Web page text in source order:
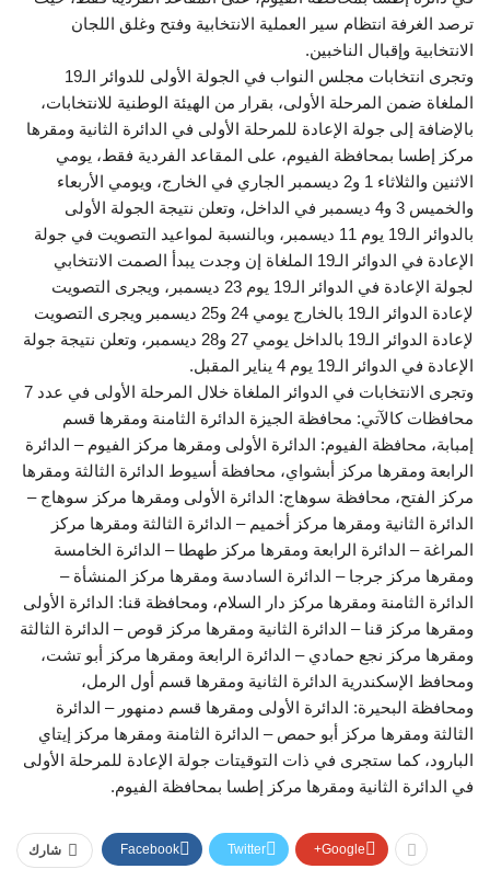
ترصد الغرفة انتظام سير العملية الانتخابية وفتح وغلق اللجان
الانتخابية وإقبال الناخبين.
وتجرى انتخابات مجلس النواب في الجولة الأولى للدوائر الـ19
الملغاة ضمن المرحلة الأولى، بقرار من الهيئة الوطنية للانتخابات،
بالإضافة إلى جولة الإعادة للمرحلة الأولى في الدائرة الثانية ومقرها
مركز إطسا بمحافظة الفيوم، على المقاعد الفردية فقط، يومي
الاثنين والثلاثاء 1 و2 ديسمبر الجاري في الخارج، ويومي الأربعاء
والخميس 3 و4 ديسمبر في الداخل، وتعلن نتيجة الجولة الأولى
بالدوائر الـ19 يوم 11 ديسمبر، وبالنسبة لمواعيد التصويت في جولة
الإعادة في الدوائر الـ19 الملغاة إن وجدت يبدأ الصمت الانتخابي
لجولة الإعادة في الدوائر الـ19 يوم 23 ديسمبر، ويجرى التصويت
لإعادة الدوائر الـ19 بالخارج يومي 24 و25 ديسمبر ويجرى التصويت
لإعادة الدوائر الـ19 بالداخل يومي 27 و28 ديسمبر، وتعلن نتيجة جولة
الإعادة في الدوائر الـ19 يوم 4 يناير المقبل.
وتجرى الانتخابات في الدوائر الملغاة خلال المرحلة الأولى في عدد 7
محافظات كالآتي: محافظة الجيزة الدائرة الثامنة ومقرها قسم
إمبابة، محافظة الفيوم: الدائرة الأولى ومقرها مركز الفيوم – الدائرة
الرابعة ومقرها مركز أبشواي، محافظة أسيوط الدائرة الثالثة ومقرها
مركز الفتح، محافظة سوهاج: الدائرة الأولى ومقرها مركز سوهاج –
الدائرة الثانية ومقرها مركز أخميم – الدائرة الثالثة ومقرها مركز
المراغة – الدائرة الرابعة ومقرها مركز طهطا – الدائرة الخامسة
ومقرها مركز جرجا – الدائرة السادسة ومقرها مركز المنشأة –
الدائرة الثامنة ومقرها مركز دار السلام، ومحافظة قنا: الدائرة الأولى
ومقرها مركز قنا – الدائرة الثانية ومقرها مركز قوص – الدائرة الثالثة
ومقرها مركز نجع حمادي – الدائرة الرابعة ومقرها مركز أبو تشت،
ومحافظ الإسكندرية الدائرة الثانية ومقرها قسم أول الرمل،
ومحافظة البحيرة: الدائرة الأولى ومقرها قسم دمنهور – الدائرة
الثالثة ومقرها مركز أبو حمص – الدائرة الثامنة ومقرها مركز إيتاي
البارود، كما ستجرى في ذات التوقيتات جولة الإعادة للمرحلة الأولى
في الدائرة الثانية ومقرها مركز إطسا بمحافظة الفيوم.
شارك Facebook Twitter Google+